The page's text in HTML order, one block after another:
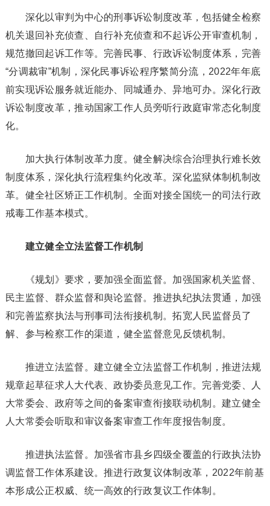
深化以审判为中心的刑事诉讼制度改革，包括健全检察
机关退回补充侦查、自行补充侦查和不起诉公开审查机制，
规范撤回起诉工作等。完善民事、行政诉讼制度体系，完善
“分调裁审”机制，深化民事诉讼程序繁简分流，2022年年底
前实现诉讼服务就近能办、同城通办、异地可办。深化行政
诉讼制度改革，推动国家工作人员旁听行政庭审常态化制度
化。
加大执行体制改革力度。健全解决综合治理执行难长效
制度体系，深化执行流程集约化改革。深化监狱体制机制改
革。健全社区矫正工作机制。全面对接全国统一的司法行政
戒毒工作基本模式。
建立健全立法监督工作机制
《规划》要求，要加强全面监督。加强国家机关监督、
民主监督、群众监督和舆论监督。推进执纪执法贯通，加强
和完善监察执法与刑事司法衔接机制。拓宽人民监督员了
解、参与检察工作的渠道，健全监督意见反馈机制。
推进立法监督。建立健全立法监督工作机制，推进法规
规章起草征求人大代表、政协委员意见工作。完善党委、人
大常委会、政府等之间的备案审查衔接联动机制。建立健全
人大常委会听取和审议备案审查工作年度报告制度。
推进执法监督。加强省市县乡四级全覆盖的行政执法协
调监督工作体系建设。推进行政复议体制改革，2022年前基
本形成公正权威、统一高效的行政复议工作体制。